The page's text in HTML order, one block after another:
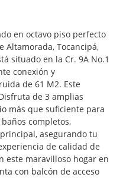
en octavo piso perfecto
Altamorada, Tocancipá,
situado en la Cr. 9A No.1
conexión y
de 61 M2. Este
de 3 amplias
más que suficiente para
completos,
asegurando tu
de calidad de
este maravilloso hogar en
con balcón de acceso